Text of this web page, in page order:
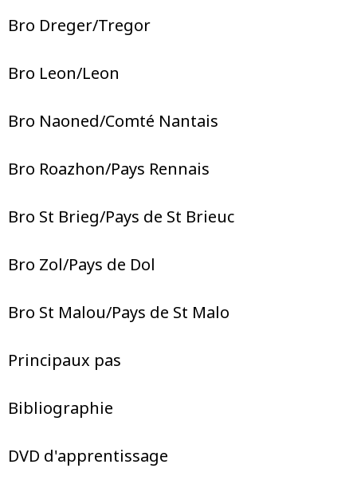
Bro Dreger/Tregor
Bro Leon/Leon
Bro Naoned/Comté Nantais
Bro Roazhon/Pays Rennais
Bro St Brieg/Pays de St Brieuc
Bro Zol/Pays de Dol
Bro St Malou/Pays de St Malo
Principaux pas
Bibliographie
DVD d'apprentissage